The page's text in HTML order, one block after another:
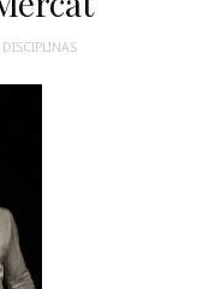
DISCIPLINAS